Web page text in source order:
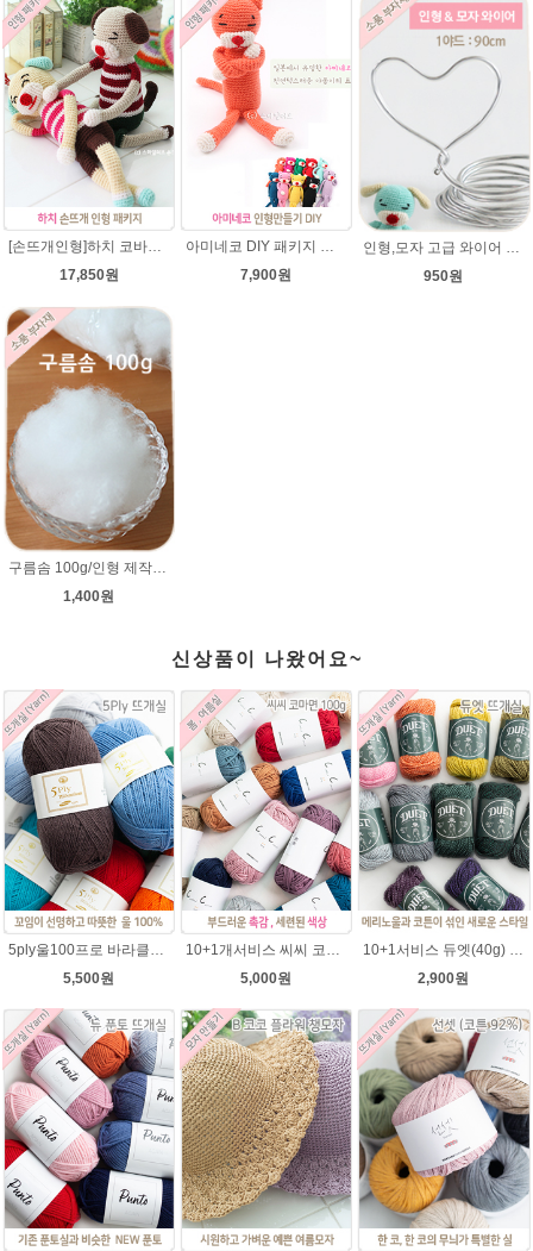
[손뜨개인형]하치 코바늘인형패키지(diy재료+도안)/뜨개질인형만들기/아미네코/인형실/하치코바늘인형뜨개실/코바늘수강/
17,850원
아미네코 DIY 패키지 손뜨개 인형만들기 코바늘패키지 인형뜨기
7,900원
인형,모자 고급 와이어 (90cm) 2mm,3mm 굵기선택/모자 와이어/알루미늄/인형철사대용/아미네코제작 철사/코바늘인형
950원
1,400원
신상품이 나왔어요~
5,500원
5,000원
2,900원